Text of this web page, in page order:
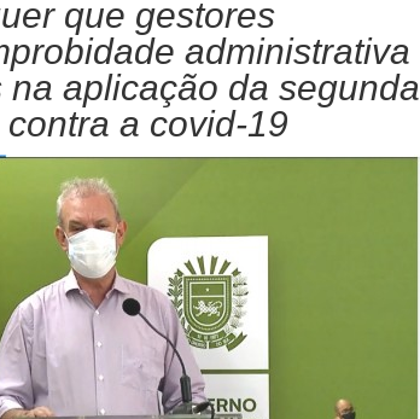
que gestores
administrativa
aplicação da segunda
a covid-19